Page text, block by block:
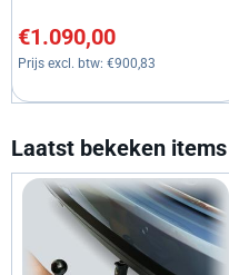
Prijs: 1 090,00, exclusief
€1.090,00
Prijs excl. btw: €900,83
Laatst bekeken items